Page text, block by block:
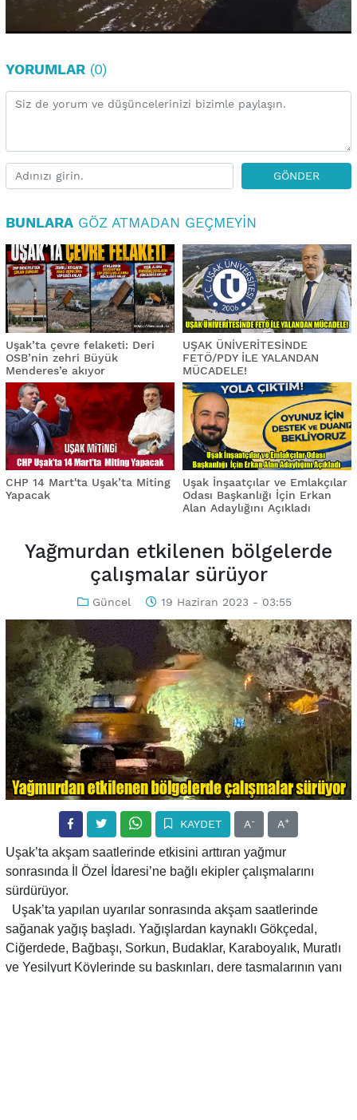
YORUMLAR (0)
GÖNDER
BUNLARA GÖZ ATMADAN GEÇMEYIN
Uşak’ta çevre felaketi: Deri
OSB’nin zehri Büyük
Menderes’e akıyor
UŞAK ÜNİVERİTESİNDE
FETÖ/PDY İLE YALANDAN
MÜCADELE!
CHP 14 Mart'ta Uşak’ta Miting
Yapacak
Uşak İnşaatçılar ve Emlakçılar
Odası Başkanlığı İçin Erkan
Alan Adaylığını Açıkladı
Yağmurdan etkilenen bölgelerde
çalışmalar sürüyor
Güncel 19 Haziran 2023 - 03:55
KAYDET A- A+
Uşak’ta akşam saatlerinde etkisini arttıran yağmur
sonrasında İl Özel İdaresi’ne bağlı ekipler çalışmalarını
sürdürüyor.
Uşak’ta yapılan uyarılar sonrasında akşam saatlerinde
sağanak yağış başladı. Yağışlardan kaynaklı Gökçedal,
Ciğerdede, Bağbaşı, Sorkun, Budaklar, Karaboyalık, Muratlı
ve Yeşilyurt Köylerinde su baskınları, dere taşmalarının yanı